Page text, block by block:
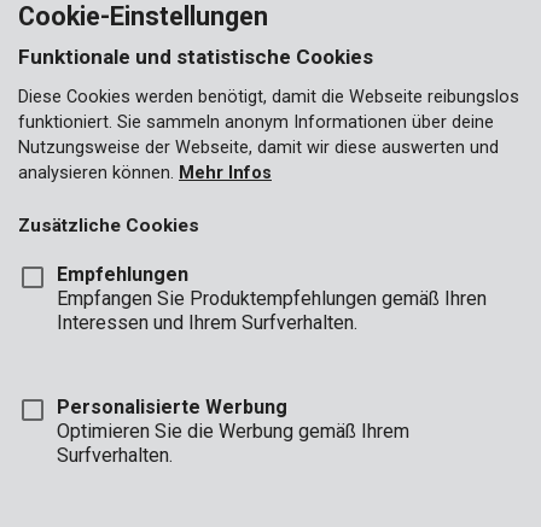
Elektrowerkzeuge
Oszillierendes multitool
Rotierendes multitool
Cookie-Einstellungen
Funktionale und statistische Cookies
Diese Cookies werden benötigt, damit die Webseite reibungslos
funktioniert. Sie sammeln anonym Informationen über deine
Nutzungsweise der Webseite, damit wir diese auswerten und
analysieren können. Mehr Infos
Zusätzliche Cookies
Empfehlungen
Empfangen Sie Produktempfehlungen gemäß Ihren
Interessen und Ihrem Surfverhalten.
Personalisierte Werbung
Optimieren Sie die Werbung gemäß Ihrem
Surfverhalten.